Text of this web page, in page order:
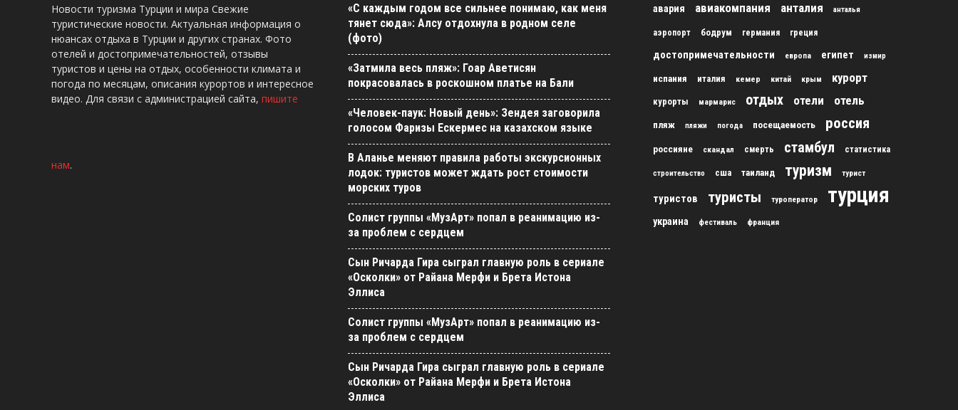
Новости туризма Турции и мира Свежие
туристические новости. Актуальная информация о
нюансах отдыха в Турции и других странах. Фото
отелей и достопримечательностей, отзывы
туристов и цены на отдых, особенности климата и
погода по месяцам, описания курортов и интересное
видео. Для связи с администрацией сайта, пишите
нам.
«С каждым годом все сильнее понимаю, как меня
тянет сюда»: Алсу отдохнула в родном селе
(фото)
«Затмила весь пляж»: Гоар Аветисян
покрасовалась в роскошном платье на Бали
«Человек-паук: Новый день»: Зендея заговорила
голосом Фаризы Ескермес на казахском языке
В Аланье меняют правила работы экскурсионных
лодок: туристов может ждать рост стоимости
морских туров
Солист группы «МузАрт» попал в реанимацию из-
за проблем с сердцем
Сын Ричарда Гира сыграл главную роль в сериале
«Осколки» от Райана Мерфи и Брета Истона
Эллиса
Солист группы «МузАрт» попал в реанимацию из-
за проблем с сердцем
Сын Ричарда Гира сыграл главную роль в сериале
«Осколки» от Райана Мерфи и Брета Истона
Эллиса
авария авиакомпания анталия анталья
аэропорт бодрум германия греция
достопримечательности европа египет измир
испания италия кемер китай крым курорт
курорты мармарис отдых отели отель
пляж пляжи погода посещаемость россия
россияне скандал смерть стамбул статистика
строительство сша таиланд туризм турист
туристов туристы туроператор турция
украина фестиваль франция